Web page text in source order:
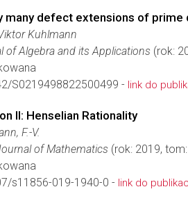
many defect extensions of prime
Kuhlmann
of Algebra and its Applications (rok:
S0219498822500499 - link do
II: Henselian Rationality
F.-V.
of Mathematics (rok: 2019,
s11856-019-1940-0 - link do